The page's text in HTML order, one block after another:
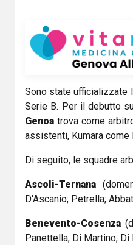
Sono state ufficializzate
Serie B. Per il debutto
Genoa trova come
assistenti, Kumara come
Di seguito, le squadre
Ascoli-Ternana
D'Ascanio; Petrella;
Benevento-Cosenza
Panettella; Di Martino; Di